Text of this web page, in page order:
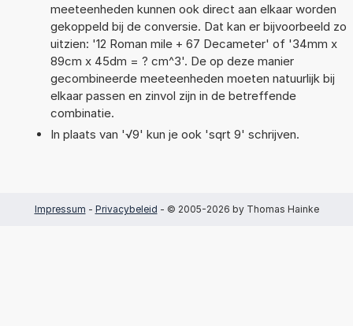
meeteenheden kunnen ook direct aan elkaar worden
gekoppeld bij de conversie. Dat kan er bijvoorbeeld zo
uitzien: '12 Roman mile + 67 Decameter' of '34mm x
89cm x 45dm = ? cm^3'. De op deze manier
gecombineerde meeteenheden moeten natuurlijk bij
elkaar passen en zinvol zijn in de betreffende
combinatie.
In plaats van '√9' kun je ook 'sqrt 9' schrijven.
Impressum - Privacybeleid - © 2005-2026 by Thomas Hainke